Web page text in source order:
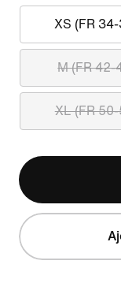
XS (FR
M (FR 42-
XL (FR